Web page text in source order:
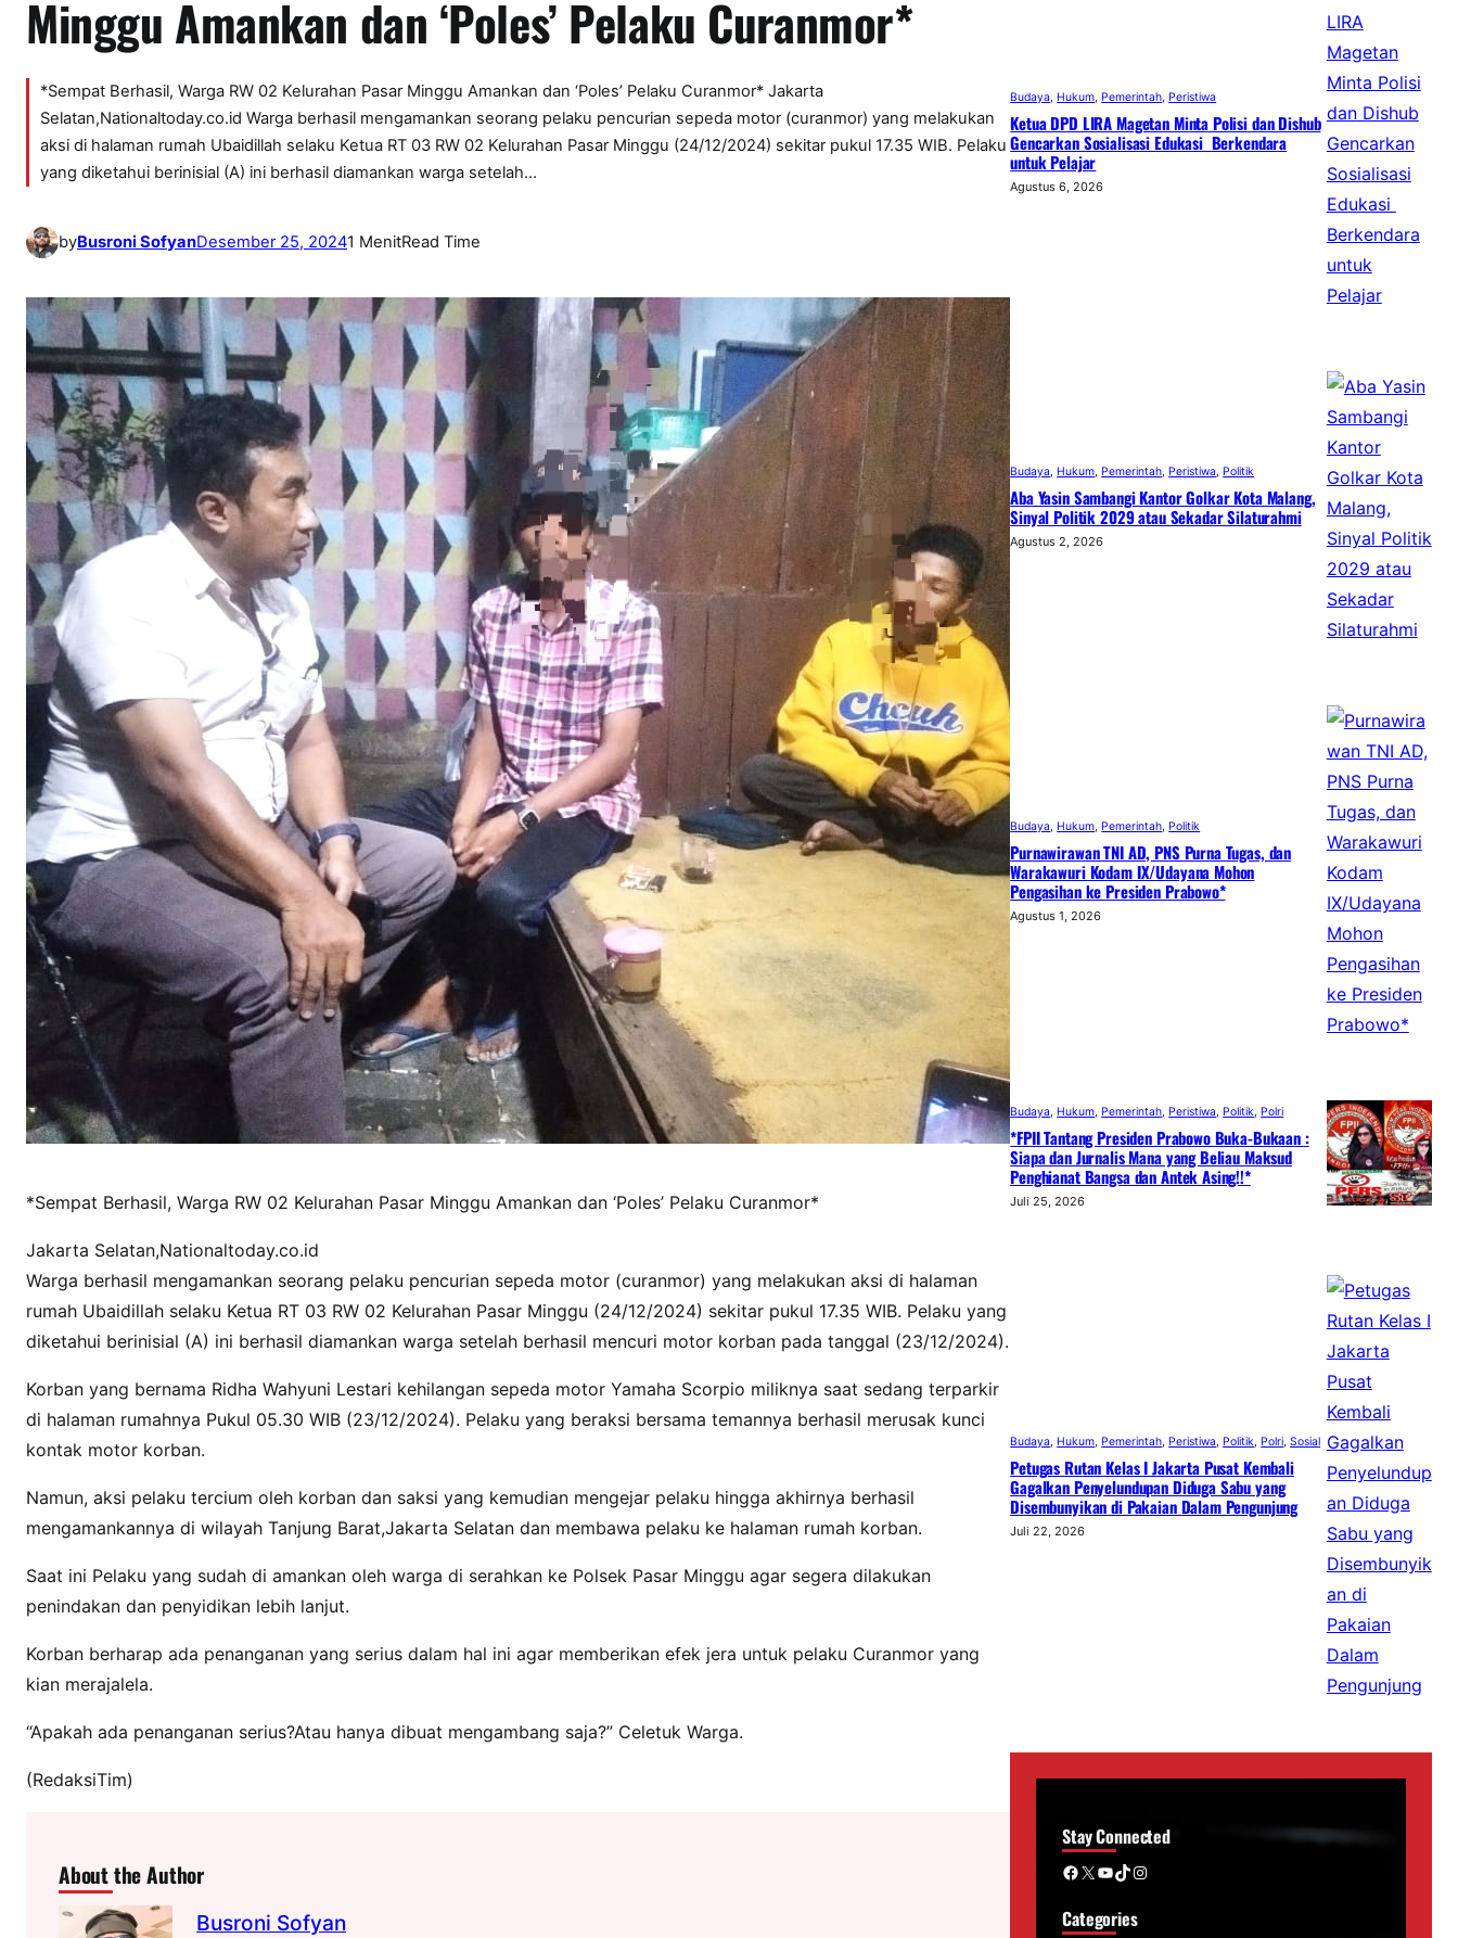
Minggu Amankan dan ‘Poles’ Pelaku Curanmor*
*Sempat Berhasil, Warga RW 02 Kelurahan Pasar Minggu Amankan dan ‘Poles’ Pelaku Curanmor* Jakarta
Selatan,Nationaltoday.co.id Warga berhasil mengamankan seorang pelaku pencurian sepeda motor (curanmor) yang melakukan
aksi di halaman rumah Ubaidillah selaku Ketua RT 03 RW 02 Kelurahan Pasar Minggu (24/12/2024) sekitar pukul 17.35 WIB. Pelaku
yang diketahui berinisial (A) ini berhasil diamankan warga setelah…
byBusroni SofyanDesember 25, 20241 MenitRead Time
*Sempat Berhasil, Warga RW 02 Kelurahan Pasar Minggu Amankan dan ‘Poles’ Pelaku Curanmor*
Jakarta Selatan,Nationaltoday.co.id
Warga berhasil mengamankan seorang pelaku pencurian sepeda motor (curanmor) yang melakukan aksi di halaman
rumah Ubaidillah selaku Ketua RT 03 RW 02 Kelurahan Pasar Minggu (24/12/2024) sekitar pukul 17.35 WIB. Pelaku yang
diketahui berinisial (A) ini berhasil diamankan warga setelah berhasil mencuri motor korban pada tanggal (23/12/2024).
Korban yang bernama Ridha Wahyuni Lestari kehilangan sepeda motor Yamaha Scorpio miliknya saat sedang terparkir
di halaman rumahnya Pukul 05.30 WIB (23/12/2024). Pelaku yang beraksi bersama temannya berhasil merusak kunci
kontak motor korban.
Namun, aksi pelaku tercium oleh korban dan saksi yang kemudian mengejar pelaku hingga akhirnya berhasil
mengamankannya di wilayah Tanjung Barat,Jakarta Selatan dan membawa pelaku ke halaman rumah korban.
Saat ini Pelaku yang sudah di amankan oleh warga di serahkan ke Polsek Pasar Minggu agar segera dilakukan
penindakan dan penyidikan lebih lanjut.
Korban berharap ada penanganan yang serius dalam hal ini agar memberikan efek jera untuk pelaku Curanmor yang
kian merajalela.
“Apakah ada penanganan serius?Atau hanya dibuat mengambang saja?” Celetuk Warga.
(RedaksiTim)
About the Author
Busroni Sofyan
Budaya, Hukum, Pemerintah, Peristiwa
Ketua DPD LIRA Magetan Minta Polisi dan Dishub
Gencarkan Sosialisasi Edukasi Berkendara
untuk Pelajar
Agustus 6, 2026
Budaya, Hukum, Pemerintah, Peristiwa, Politik
Aba Yasin Sambangi Kantor Golkar Kota Malang,
Sinyal Politik 2029 atau Sekadar Silaturahmi
Agustus 2, 2026
Budaya, Hukum, Pemerintah, Politik
Purnawirawan TNI AD, PNS Purna Tugas, dan
Warakawuri Kodam IX/Udayana Mohon
Pengasihan ke Presiden Prabowo*
Agustus 1, 2026
Budaya, Hukum, Pemerintah, Peristiwa, Politik, Polri
*FPII Tantang Presiden Prabowo Buka-Bukaan :
Siapa dan Jurnalis Mana yang Beliau Maksud
Penghianat Bangsa dan Antek Asing!!*
Juli 25, 2026
Budaya, Hukum, Pemerintah, Peristiwa, Politik, Polri, Sosial
Petugas Rutan Kelas I Jakarta Pusat Kembali
Gagalkan Penyelundupan Diduga Sabu yang
Disembunyikan di Pakaian Dalam Pengunjung
Juli 22, 2026
Stay Connected
Facebook X YouTube TikTok Instagram
Categories